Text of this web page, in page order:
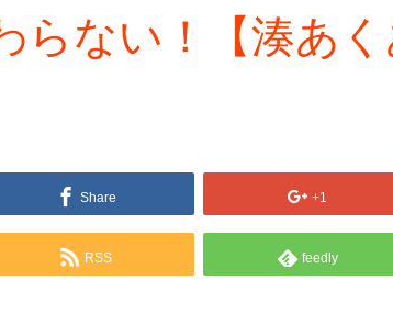
らない！【湊あ
Share +1
RSS feedly